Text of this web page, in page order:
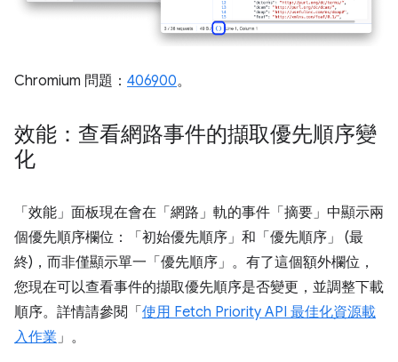
Chromium 問題： 406900。
效能：查看網路事件的擷取優先順序變
化
「效能」 面板現在會在「網路」 軌的事件「摘要」 中顯示兩
個優先順序欄位：「初始優先順序」 和「優先順序」
(最
終)，而非僅顯示單一「優先順序」 。有了這個額外欄位，
您現在可以查看事件的擷取優先順序是否變更，並調整下載
順序。詳情請參閱「 使用 Fetch Priority API 最佳化資源載
入作業」。